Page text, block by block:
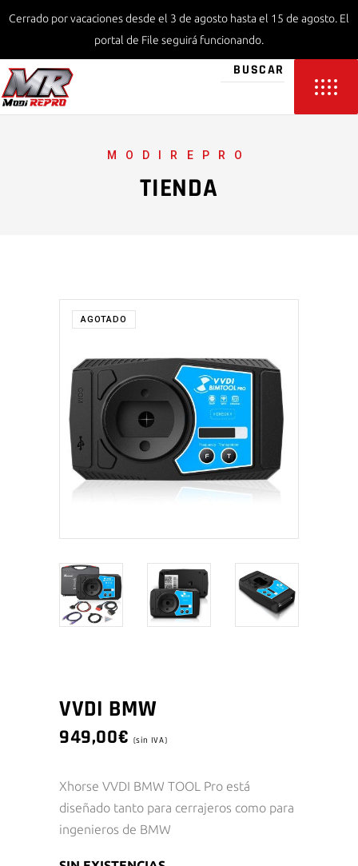
Cerrado por vacaciones desde el 3 de agosto hasta el 15 de agosto. El
portal de File seguirá funcionando.
MODIREPRO
TIENDA
AGOTADO
VVDI BMW
949,00€ (sin IVA)
Xhorse VVDI BMW TOOL Pro está
diseñado tanto para cerrajeros como para
ingenieros de BMW